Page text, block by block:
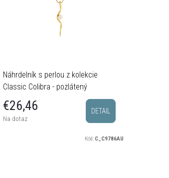
Náhrdelník s perlou z kolekcie
Classic Colibra - pozlátený
€26,46
Na dotaz
DETAIL
Kód: C_C9786AU